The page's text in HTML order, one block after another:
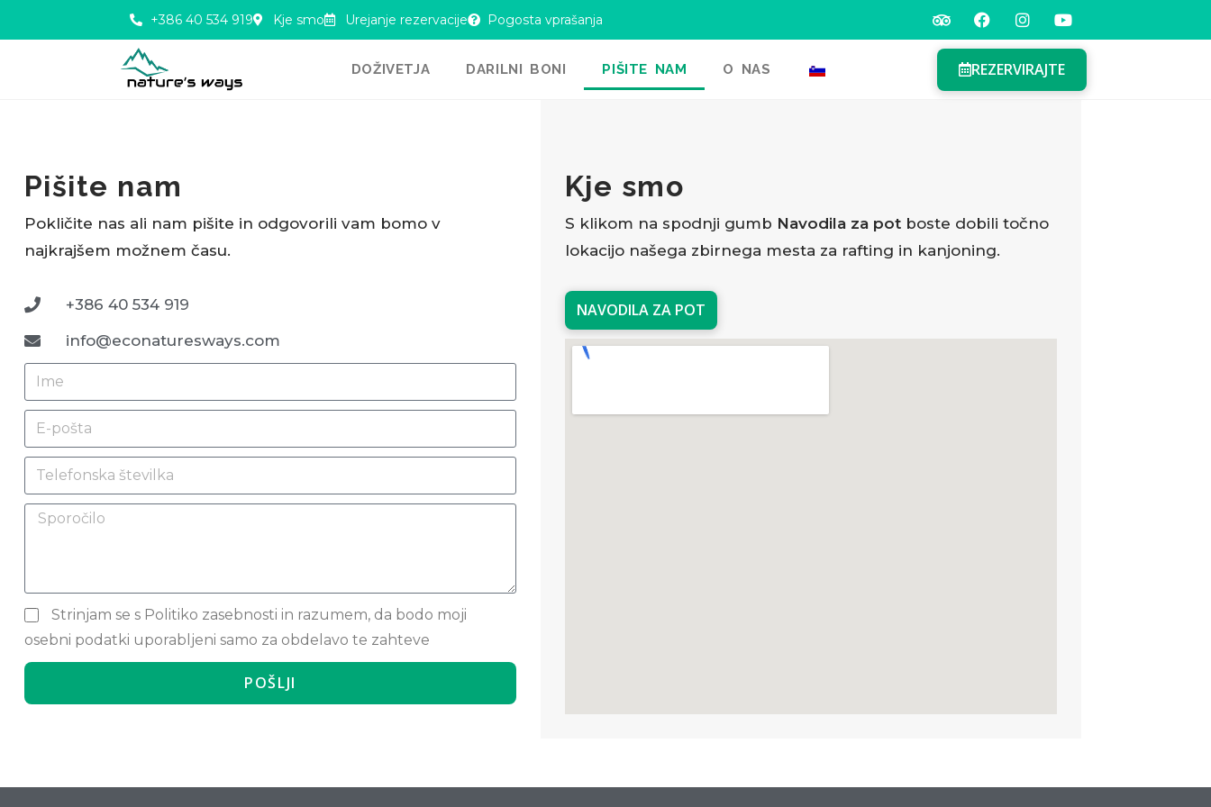
+386 40 534 919 Kje smo Urejanje rezervacije Pogosta vprašanja
DOŽIVETJA DARILNI BONI PIŠITE NAM O NAS REZERVIRAJTE
Pišite nam
Pokličite nas ali nam pišite in odgovorili vam bomo v
najkrajšem možnem času.
+386 40 534 919
info@econaturesways.com
Strinjam se s Politiko zasebnosti in razumem, da bodo moji
osebni podatki uporabljeni samo za obdelavo te zahteve
POŠLJI
Kje smo
S klikom na spodnji gumb Navodila za potboste dobili točno
lokacijo našega zbirnega mesta za rafting in kanjoning.
NAVODILA ZA POT